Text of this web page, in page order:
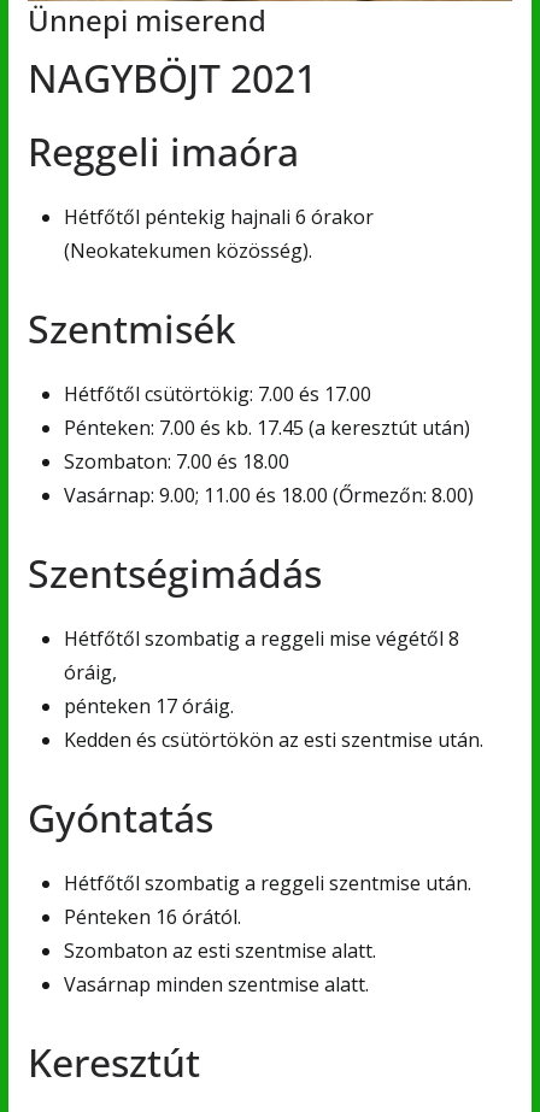
Ünnepi miserend
NAGYBÖJT 2021
Reggeli imaóra
Hétfőtől péntekig hajnali 6 órakor
(Neokatekumen közösség).
Szentmisék
Hétfőtől csütörtökig: 7.00 és 17.00
Pénteken: 7.00 és kb. 17.45 (a keresztút után)
Szombaton: 7.00 és 18.00
Vasárnap: 9.00; 11.00 és 18.00 (Őrmezőn: 8.00)
Szentségimádás
Hétfőtől szombatig a reggeli mise végétől 8
óráig,
pénteken 17 óráig.
Kedden és csütörtökön az esti szentmise után.
Gyóntatás
Hétfőtől szombatig a reggeli szentmise után.
Pénteken 16 órától.
Szombaton az esti szentmise alatt.
Vasárnap minden szentmise alatt.
Keresztút